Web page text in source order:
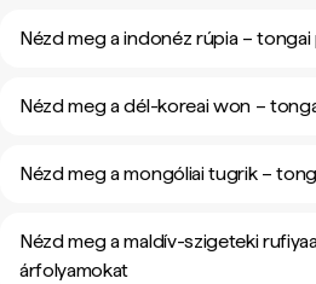
Nézd meg a indonéz rúpia –
Nézd meg a dél-koreai won –
Nézd meg a mongóliai tugrik –
Nézd meg a maldív-szigeteki
árfolyamokat